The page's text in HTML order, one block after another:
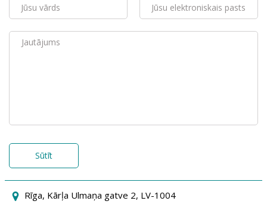
Sūtīt
Rīga, Kārļa Ulmaņa gatve 2, LV-1004